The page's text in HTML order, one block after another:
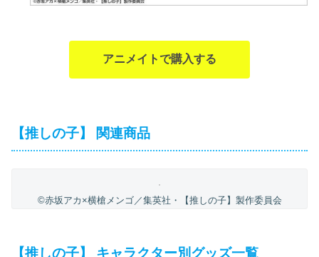
アニメイトで購入する
【推しの子】 関連商品
©赤坂アカ×横槍メンゴ／集英社・【推しの子】製作委員会
【推しの子】 キャラクター別グッズ一覧